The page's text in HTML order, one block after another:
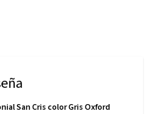
San Cris color Gris Oxford